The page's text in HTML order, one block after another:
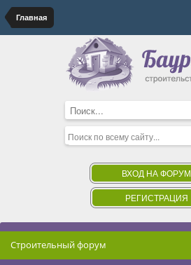
Главная
ВХОД НА ФОРУМ
РЕГИСТРАЦИЯ
Строительный форум